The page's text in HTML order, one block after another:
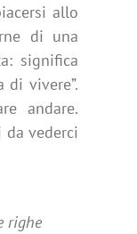
allo
di una
significa
di vivere”.
andare.
vederci
righe